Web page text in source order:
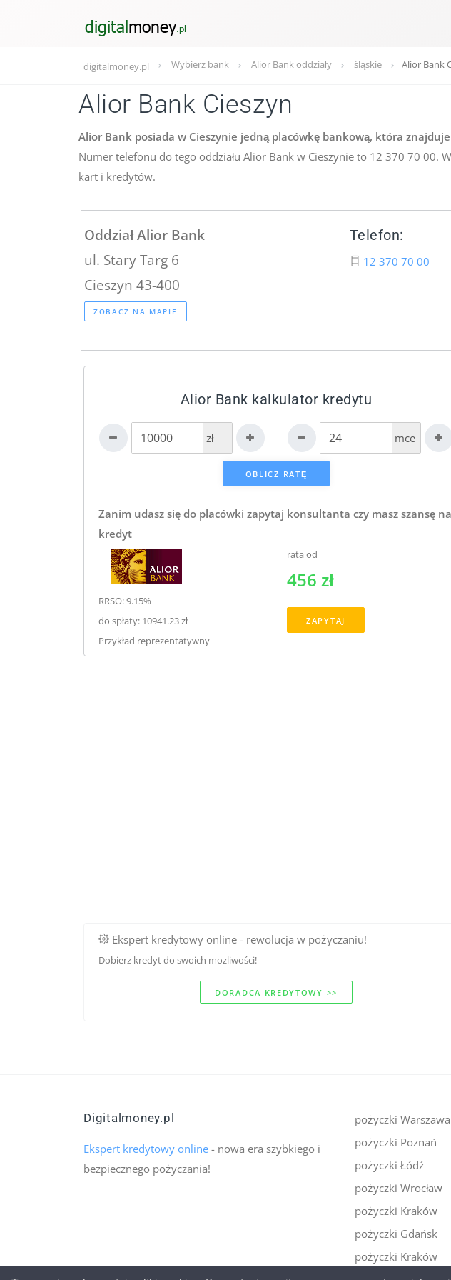
digitalmoney.pl Wybierz bank Alior Bank oddziały śląskie Alior Bank
Alior Bank Cieszyn
Alior Bank posiada w Cieszynie jedną placówkę bankową, która
Numer telefonu do tego oddziału Alior Bank w Cieszynie to 12 370 70
kart i kredytów.
Oddział Alior Bank
ul. Stary Targ 6
Cieszyn 43-400
ZOBACZ NA MAPIE
Telefon:
12 370 70 00
Alior Bank kalkulator kredytu
zł mce
Zanim udasz się do placówki zapytaj konsultanta czy masz szansę na
kredyt
RRSO: 9.15%
do spłaty: 10941.23 zł
Przykład reprezentatywny
rata od
456 zł
ZAPYTAJ
Ekspert kredytowy online - rewolucja w pożyczaniu!
Dobierz kredyt do swoich mozliwości!
DORADCA KREDYTOWY >>
pożyczki Warszawa
pożyczki Poznań
pożyczki Łódź
pożyczki Wrocław
pożyczki Kraków
pożyczki Gdańsk
pożyczki Kraków
Digitalmoney.pl
Ekspert kredytowy online - nowa era szybkiego i
bezpiecznego pożyczania!